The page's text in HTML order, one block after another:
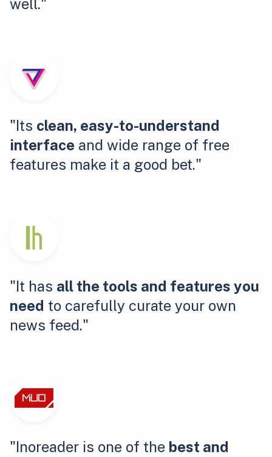
well."
"Its clean, easy-to-understand
interface and wide range of free
features make it a good bet."
"It has all the tools and features you
need to carefully curate your own
news feed."
"Inoreader is one of the best and